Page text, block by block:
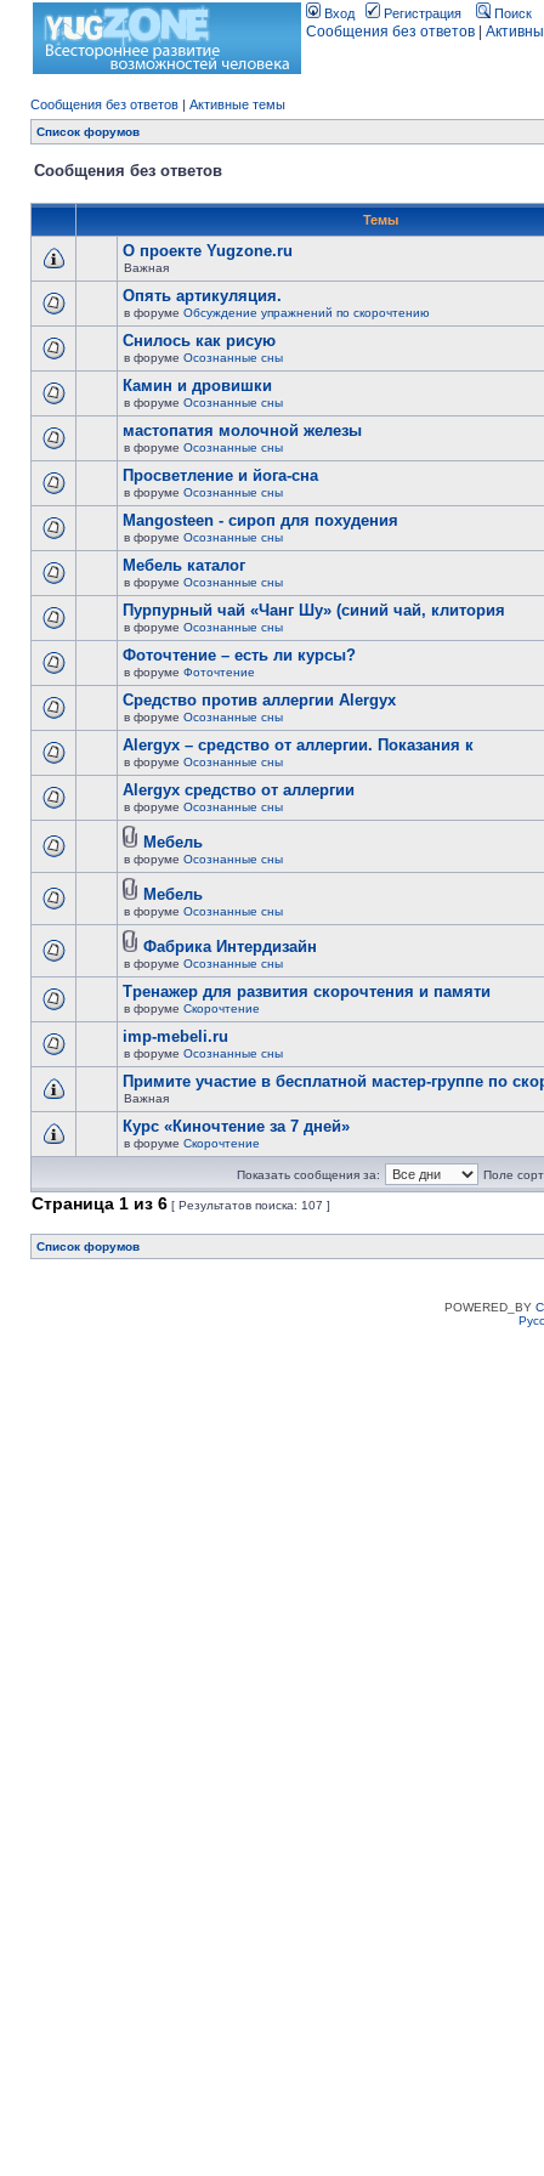
Вход Регистрация Поиск
Сообщения без ответов
Сообщения без ответов | Активные темы
Список форумов
Сообщения без ответов
Темы
О проекте Yugzone.ru
Важная
Опять артикуляция.
в форуме Обсуждение упражнений по скорочтению
Снилось как рисую
в форуме Осознанные сны
Камин и дровишки
в форуме Осознанные сны
мастопатия молочной железы
в форуме Осознанные сны
Просветление и йога-сна
в форуме Осознанные сны
Mangosteen - сироп для похудения
в форуме Осознанные сны
Мебель каталог
в форуме Осознанные сны
Пурпурный чай «Чанг Шу» (синий чай, клитория
в форуме Осознанные сны
Фоточтение – есть ли курсы?
в форуме Фоточтение
Cредство против аллергии Alergyx
в форуме Осознанные сны
Alergyx – средство от аллергии. Показания к
в форуме Осознанные сны
Alergyx средство от аллергии
в форуме Осознанные сны
Мебель
в форуме Осознанные сны
Мебель
в форуме Осознанные сны
Фабрика Интердизайн
в форуме Осознанные сны
Тренажер для развития скорочтения и памяти
в форуме Скорочтение
imp-mebeli.ru
в форуме Осознанные сны
Примите участие в бесплатной мастер-группе по
Важная
Курс «Киночтение за 7 дней»
в форуме Скорочтение
Показать сообщения за: Поле
Страница 1 из 6 [ Результатов поиска: 107 ]
Список форумов
POWERED_BY